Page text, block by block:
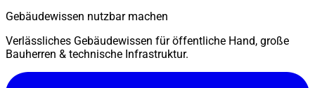
Gebäudewissen nutzbar machen
Verlässliches Gebäudewissen für öffentliche Hand, große
Bauherren & technische Infrastruktur.